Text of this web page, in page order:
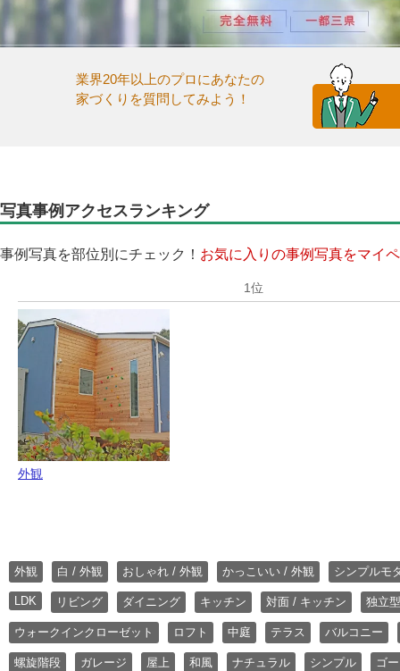
業界20年以上のプロにあなたの
家づくりを質問してみよう！
写真事例アクセスランキング
事例写真を部位別にチェック！ お気に入りの事例写真をマイ
外観
外観 白 / 外観 おしゃれ / 外観 かっこいい / 外観 シンプルモ
LDK リビング ダイニング キッチン 対面 / キッチン 独立
ウォークインクローゼット ロフト 中庭 テラス バルコニー
螺旋階段 ガレージ 屋上 和風 ナチュラル シンプル ゴ